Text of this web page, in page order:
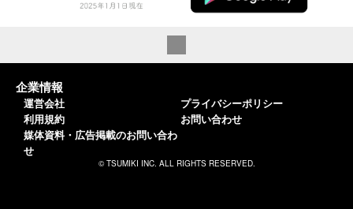
企業情報
運営会社
利用規約
媒体資料・広告掲載のお問い合わ
せ
プライバシーポリシー
お問い合わせ
© TSUMIKI INC. ALL RIGHTS RESERVED.